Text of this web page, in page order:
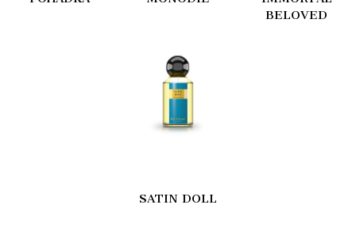
BELOVED
SATIN DOLL